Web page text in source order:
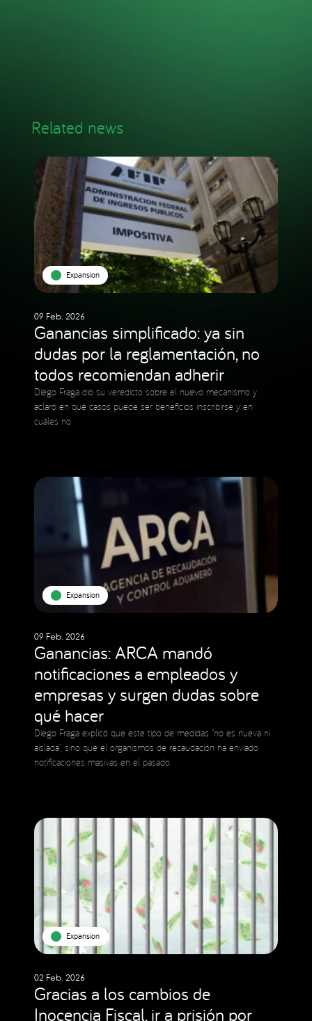
Related news
Expansion
09 Feb. 2026
Ganancias simplificado: ya sin
dudas por la reglamentación, no
todos recomiendan adherir
Diego Fraga dio su veredicto sobre el nuevo mecanismo y
aclaró en qué casos puede ser beneficios inscribirse y en
cuáles no
Expansion
09 Feb. 2026
Ganancias: ARCA mandó
notificaciones a empleados y
empresas y surgen dudas sobre
qué hacer
Diego Fraga explicó que este tipo de medidas “no es nueva ni
aislada”, sino que el organismos de recaudación ha enviado
notificaciones masivas en el pasado
Expansion
02 Feb. 2026
Gracias a los cambios de
Inocencia Fiscal, ir a prisión por